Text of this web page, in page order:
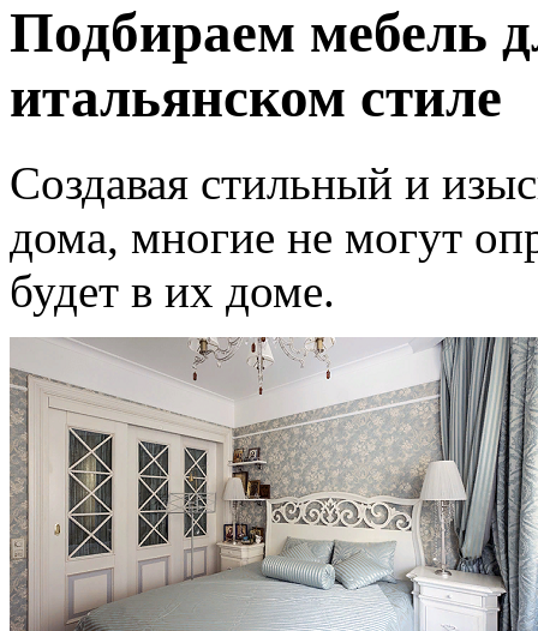
Подбираем мебель
итальянском стиле
Создавая стильный и
дома, многие не могут
будет в их доме.